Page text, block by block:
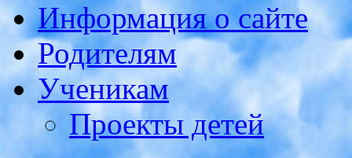
Информация о сайте
Родителям
Ученикам
Проекты детей